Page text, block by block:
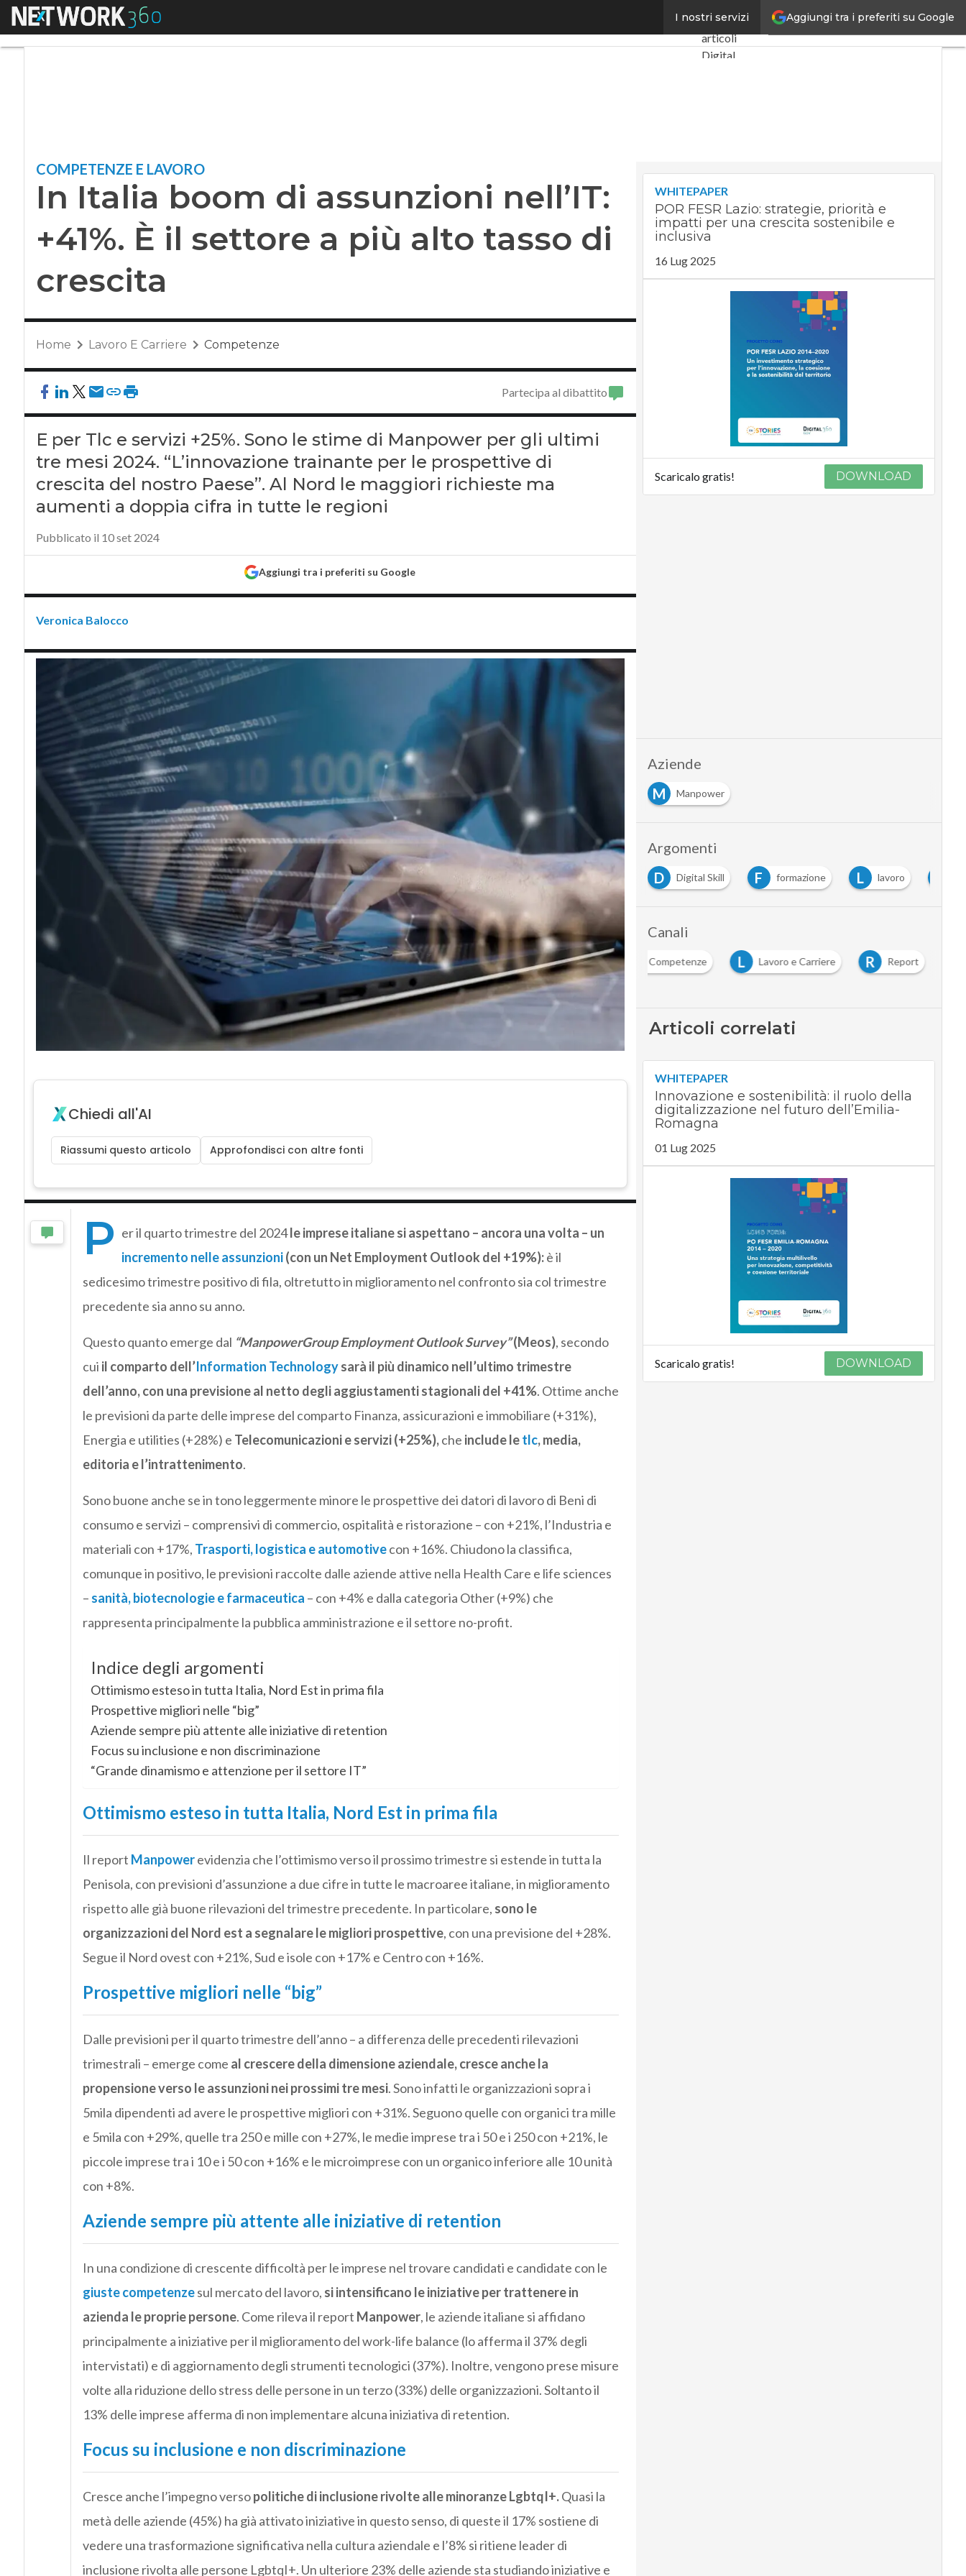
Aggiungi tra i preferiti su Google
I nostri servizi
Menu In Italia boom di assunzioni nell’IT: +41%. È il settore a più alto tasso di crescitaUltimi
articoli
Digital
economy
Intelligenza
artificiale
Videointerviste
Le Guide di
CorCom
Podcast
COMPETENZE E LAVORO
In Italia boom di assunzioni nell’IT:
+41%. È il settore a più alto tasso di
crescita
Home Lavoro E Carriere Competenze
Partecipa al dibattito
E per Tlc e servizi +25%. Sono le stime di Manpower per gli ultimi
tre mesi 2024. “L’innovazione trainante per le prospettive di
crescita del nostro Paese”. Al Nord le maggiori richieste ma
aumenti a doppia cifra in tutte le regioni
Pubblicato il 10 set 2024
Aggiungi tra i preferiti su Google
Veronica Balocco
Chiedi all'AI
Riassumi questo articolo Approfondisci con altre fonti
P er il quarto trimestre del 2024le imprese italiane si aspettano – ancora una volta – un
incremento nelle assunzioni(con un Net Employment Outlook del +19%):è il
sedicesimo trimestre positivo di fila, oltretutto in miglioramento nel confronto sia col trimestre
precedente sia anno su anno.
Questo quanto emerge dal “ManpowerGroup Employment Outlook Survey”(Meos), secondo
cui il comparto dell’Information Technologysarà il più dinamico nell’ultimo trimestre
dell’anno, con una previsione al netto degli aggiustamenti stagionali del +41%. Ottime anche
le previsioni da parte delle imprese del comparto Finanza, assicurazioni e immobiliare (+31%),
Energia e utilities (+28%) e Telecomunicazioni e servizi (+25%),che include letlc, media,
editoria e l’intrattenimento.
Sono buone anche se in tono leggermente minore le prospettive dei datori di lavoro di Beni di
consumo e servizi – comprensivi di commercio, ospitalità e ristorazione – con +21%, l’Industria e
materiali con +17%, Trasporti, logistica e automotivecon +16%. Chiudono la classifica,
comunque in positivo, le previsioni raccolte dalle aziende attive nella Health Care e life sciences
– sanità, biotecnologie e farmaceutica – con +4% e dalla categoria Other (+9%) che
rappresenta principalmente la pubblica amministrazione e il settore no-profit.
Indice degli argomenti
Ottimismo esteso in tutta Italia, Nord Est in prima fila
Prospettive migliori nelle “big”
Aziende sempre più attente alle iniziative di retention
Focus su inclusione e non discriminazione
“Grande dinamismo e attenzione per il settore IT”
Ottimismo esteso in tutta Italia, Nord Est in prima fila
Il report Manpowerevidenzia che l’ottimismo verso il prossimo trimestre si estende in tutta la
Penisola, con previsioni d’assunzione a due cifre in tutte le macroaree italiane, in miglioramento
rispetto alle già buone rilevazioni del trimestre precedente. In particolare, sono le
organizzazioni del Nord est a segnalare le migliori prospettive, con una previsione del +28%.
Segue il Nord ovest con +21%, Sud e isole con +17% e Centro con +16%.
Prospettive migliori nelle “big”
Dalle previsioni per il quarto trimestre dell’anno – a differenza delle precedenti rilevazioni
trimestrali – emerge come al crescere della dimensione aziendale, cresce anche la
propensione verso le assunzioni nei prossimi tre mesi. Sono infatti le organizzazioni sopra i
5mila dipendenti ad avere le prospettive migliori con +31%. Seguono quelle con organici tra mille
e 5mila con +29%, quelle tra 250 e mille con +27%, le medie imprese tra i 50 e i 250 con +21%, le
piccole imprese tra i 10 e i 50 con +16% e le microimprese con un organico inferiore alle 10 unità
con +8%.
Aziende sempre più attente alle iniziative di retention
In una condizione di crescente difficoltà per le imprese nel trovare candidati e candidate con le
giuste competenzesul mercato del lavoro, si intensificano le iniziative per trattenere in
azienda le proprie persone. Come rileva il report Manpower, le aziende italiane si affidano
principalmente a iniziative per il miglioramento del work-life balance (lo afferma il 37% degli
intervistati) e di aggiornamento degli strumenti tecnologici (37%). Inoltre, vengono prese misure
volte alla riduzione dello stress delle persone in un terzo (33%) delle organizzazioni. Soltanto il
13% delle imprese afferma di non implementare alcuna iniziativa di retention.
Focus su inclusione e non discriminazione
Cresce anche l’impegno versopolitiche di inclusione rivolte alle minoranze LgbtqI+.Quasi la
metà delle aziende (45%) ha già attivato iniziative in questo senso, di queste il 17% sostiene di
vedere una trasformazione significativa nella cultura aziendale e l’8% si ritiene leader di
inclusione rivolta alle persone LgbtqI+. Un ulteriore 23% delle aziende sta studiando iniziative e
WHITEPAPER
POR FESR Lazio: strategie, priorità e
impatti per una crescita sostenibile e
inclusiva
16 Lug 2025
Scaricalo gratis! DOWNLOAD
Aziende
M
Manpower
Argomenti
C
competenze D Digital Skill F formazione L lavoro
Canali
Competenze L Lavoro e Carriere R Report
Articoli correlati
WHITEPAPER
Innovazione e sostenibilità: il ruolo della
digitalizzazione nel futuro dell’Emilia-
Romagna
01 Lug 2025
Scaricalo gratis! DOWNLOAD